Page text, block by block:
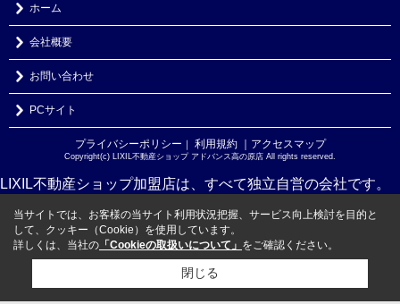
ホーム
会社概要
お問い合わせ
PCサイト
プライバシーポリシー ｜ 利用規約 ｜アクセスマップ
Copyright(c) LIXIL不動産ショップ アドバンス高の原店 All rights reserved.
LIXIL不動産ショップ加盟店は、すべて独立自営の会社です。
当サイトでは、お客様の当サイト利用状況把握、サービス向上検討を目的と
して、クッキー（Cookie）を使用しています。
詳しくは、当社の 「Cookieの取扱いについて」 をご確認ください。
閉じる